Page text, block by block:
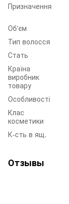
Призначення
Об'єм
Тип волосся
Стать
Країна
виробник
товару
Особливості
Клас
косметики
К-сть в ящ.
Отзывы